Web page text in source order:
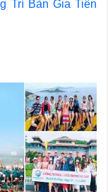
Trí Bàn Gia Tiên